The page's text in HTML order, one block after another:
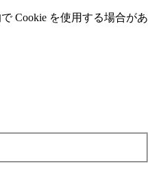
Cookie を使⽤する場合があ